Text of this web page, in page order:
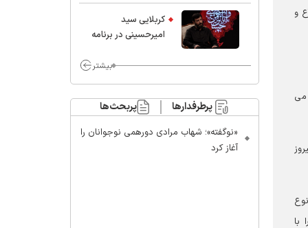
و
می
با
کربلایی سید
امیر‌حسینی در برنامه
محسن چاوشی چه
مراقب ماست/ مردم
دهن تفرقه افکنان بزنند
بیشتر
پرطرفدارها پربحث‌ها
«نوگفته»؛ شهاب مرادی دورهمی نوجوانان را
آغاز کرد